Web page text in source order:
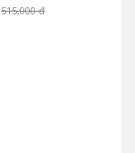
515,000đ